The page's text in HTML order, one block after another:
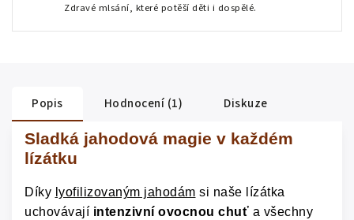
Zdravé mlsání, které potěší děti i dospělé.
Popis Hodnocení (1) Diskuze
Sladká jahodová magie v každém
lízátku
Díky lyofilizovaným jahodám si naše lízátka
uchovávají intenzivní ovocnou chuť a všechny